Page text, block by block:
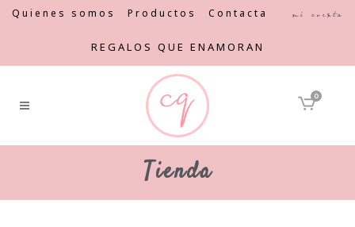
Quienes somos Productos Contacta Mi cuenta
REGALOS QUE ENAMORAN
0
Tienda